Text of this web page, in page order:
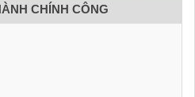
CHÍNH CÔNG